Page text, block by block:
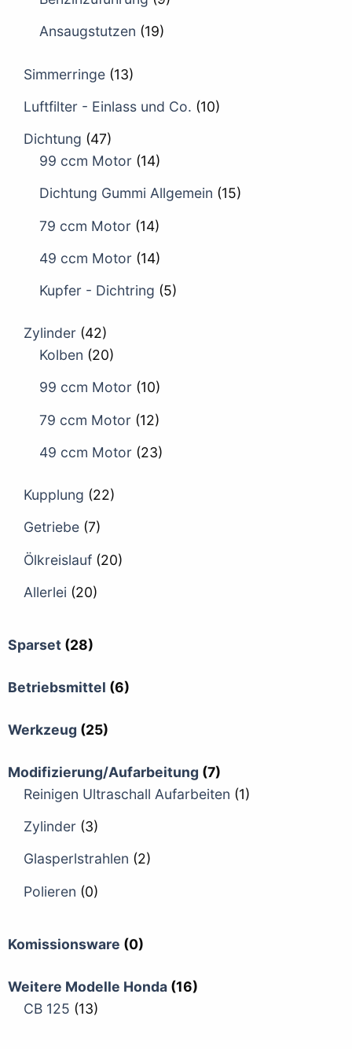
Ansaugstutzen (19)
Simmerringe (13)
Luftfilter - Einlass und Co. (10)
Dichtung (47)
99 ccm Motor (14)
Dichtung Gummi Allgemein (15)
79 ccm Motor (14)
49 ccm Motor (14)
Kupfer - Dichtring (5)
Zylinder (42)
Kolben (20)
99 ccm Motor (10)
79 ccm Motor (12)
49 ccm Motor (23)
Kupplung (22)
Getriebe (7)
Ölkreislauf (20)
Allerlei (20)
Sparset (28)
Betriebsmittel (6)
Werkzeug (25)
Modifizierung/Aufarbeitung (7)
Reinigen Ultraschall Aufarbeiten (1)
Zylinder (3)
Glasperlstrahlen (2)
Polieren (0)
Komissionsware (0)
Weitere Modelle Honda (16)
CB 125 (13)